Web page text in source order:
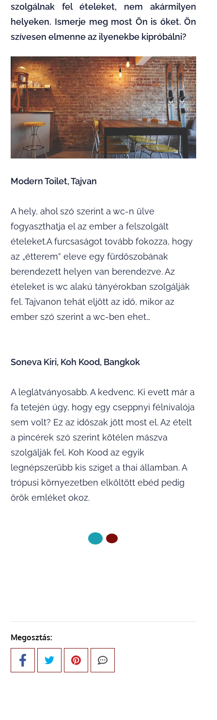
szolgálnak fel ételeket, nem akármilyen
helyeken. Ismerje meg most Ön is őket. Ön
szívesen elmenne az ilyenekbe kipróbálni?
Modern Toilet, Tajvan
A hely, ahol szó szerint a wc-n ülve
fogyaszthatja el az ember a felszolgált
ételeket.A furcsaságot tovább fokozza, hogy
az „étterem” eleve egy fürdőszobának
berendezett helyen van berendezve. Az
ételeket is wc alakú tányérokban szolgálják
fel. Tajvanon tehát eljött az idő, mikor az
ember szó szerint a wc-ben ehet…
Soneva Kiri, Koh Kood, Bangkok
A leglátványosabb. A kedvenc. Ki evett már a
fa tetején úgy, hogy egy cseppnyi félnivalója
sem volt? Ez az időszak jött most el. Az ételt
a pincérek szó szerint kötélen mászva
szolgálják fel. Koh Kood az egyik
legnépszerűbb kis sziget a thai államban. A
trópusi környezetben elköltött ebéd pedig
örök emléket okoz.
Megosztás: